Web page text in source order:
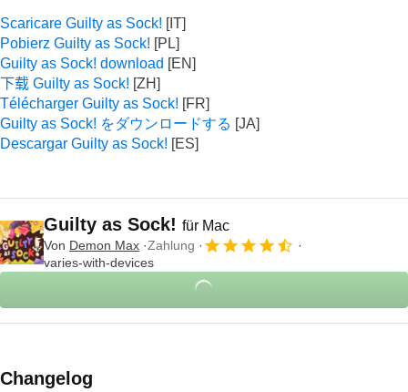
Scaricare Guilty as Sock!
Pobierz Guilty as Sock!
Guilty as Sock! download
下载 Guilty as Sock!
Télécharger Guilty as Sock!
Guilty as Sock! をダウンロードする
Descargar Guilty as Sock!
Guilty as Sock! für Mac
Von Demon Max Zahlung
varies-with-devices
Changelog